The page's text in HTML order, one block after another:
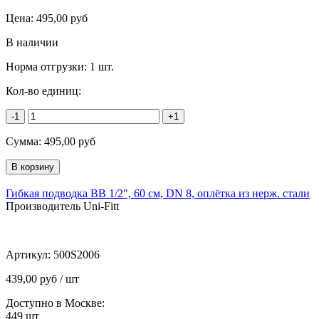
Цена: 495,00 руб
В наличии
Норма отгрузки: 1 шт.
Кол-во единиц:
-1 +1
Сумма: 495,00 руб
Гибкая подводка ВВ 1/2", 60 см, DN 8, оплётка из нерж. стали
Производитель Uni-Fitt
Артикул: 500S2006
439,00 руб / шт
Доступно в Москве:
449 шт